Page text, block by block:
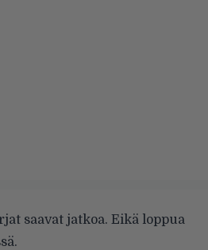
saavat jatkoa. Eikä loppua